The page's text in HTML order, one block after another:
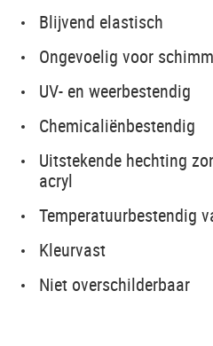
Blijvend elastisch
Ongevoelig voor
UV- en weerbestendig
Chemicaliënbestendig
Uitstekende hechting
acryl
Temperatuurbestendig
Kleurvast
Niet overschilderbaar